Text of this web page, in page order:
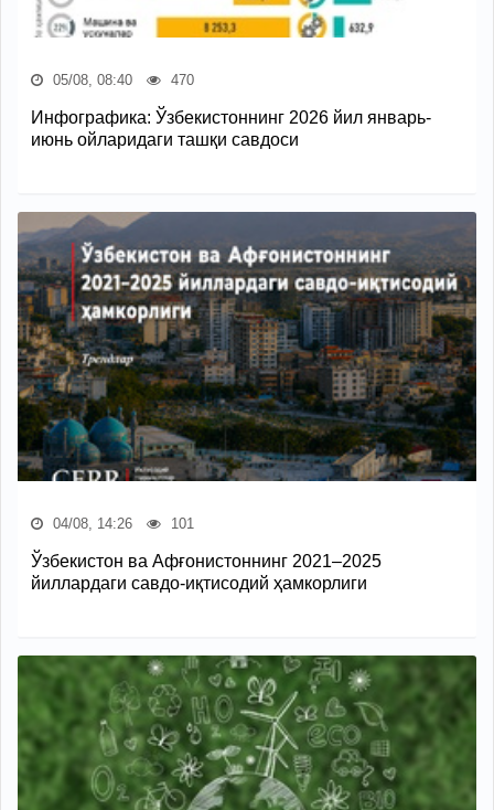
05/08, 08:40 470
Инфографика: Ўзбекистоннинг 2026 йил январь-
июнь ойларидаги ташқи савдоси
04/08, 14:26 101
Ўзбекистон ва Афғонистоннинг 2021–2025
йиллардаги савдо-иқтисодий ҳамкорлиги